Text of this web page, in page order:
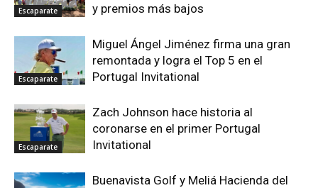
Escaparate
y premios más bajos
Escaparate
Miguel Ángel Jiménez firma una gran
remontada y logra el Top 5 en el
Portugal Invitational
Escaparate
Zach Johnson hace historia al
coronarse en el primer Portugal
Invitational
Buenavista Golf y Meliá Hacienda del